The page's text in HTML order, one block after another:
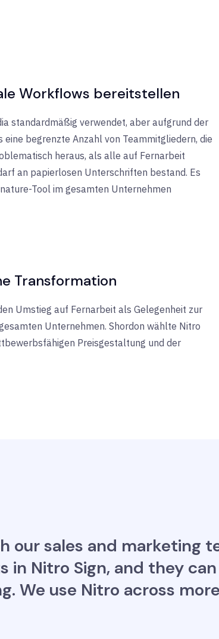
Workflows bereitstellen
standardmäßig verwendet, aber aufgrund der
begrenzte Anzahl von Teammitgliedern, die
heraus, als alle auf Fernarbeit
an papierlosen Unterschriften bestand. Es
Tool im gesamten Unternehmen
Transformation
Umstieg auf Fernarbeit als Gelegenheit zur
Unternehmen. Shordon wählte Nitro
Preisgestaltung und der
our sales and marketing
in Nitro Sign, and they
We use Nitro across